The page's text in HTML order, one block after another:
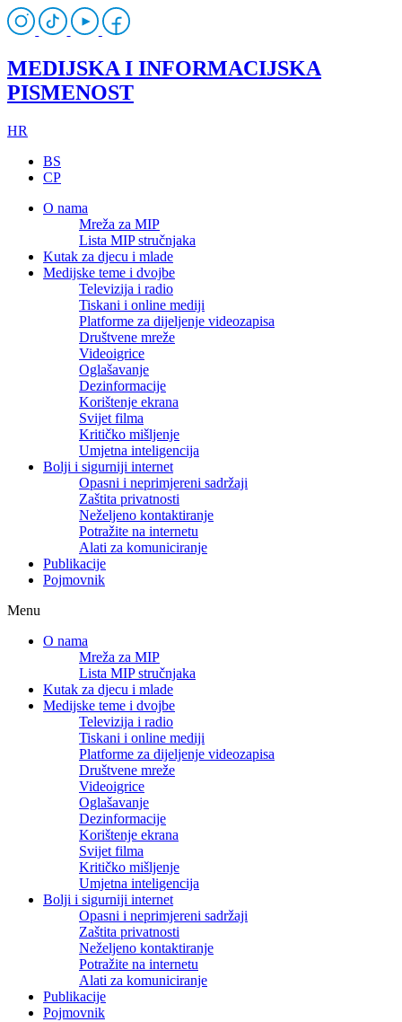
MEDIJSKA I INFORMACIJSKA
PISMENOST
HR
BS
CP
O nama
Mreža za MIP
Lista MIP stručnjaka
Kutak za djecu i mlade
Medijske teme i dvojbe
Televizija i radio
Tiskani i online mediji
Platforme za dijeljenje videozapisa
Društvene mreže
Videoigrice
Oglašavanje
Dezinformacije
Korištenje ekrana
Svijet filma
Kritičko mišljenje
Umjetna inteligencija
Bolji i sigurniji internet
Opasni i neprimjereni sadržaji
Zaštita privatnosti
Neželjeno kontaktiranje
Potražite na internetu
Alati za komuniciranje
Publikacije
Pojmovnik
Menu
O nama
Mreža za MIP
Lista MIP stručnjaka
Kutak za djecu i mlade
Medijske teme i dvojbe
Televizija i radio
Tiskani i online mediji
Platforme za dijeljenje videozapisa
Društvene mreže
Videoigrice
Oglašavanje
Dezinformacije
Korištenje ekrana
Svijet filma
Kritičko mišljenje
Umjetna inteligencija
Bolji i sigurniji internet
Opasni i neprimjereni sadržaji
Zaštita privatnosti
Neželjeno kontaktiranje
Potražite na internetu
Alati za komuniciranje
Publikacije
Pojmovnik